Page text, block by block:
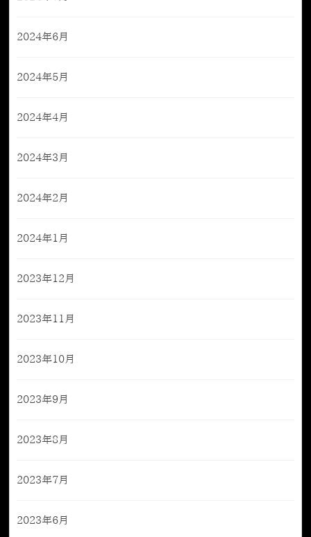
2024年6月
2024年5月
2024年4月
2024年3月
2024年2月
2024年1月
2023年12月
2023年11月
2023年10月
2023年9月
2023年8月
2023年7月
2023年6月